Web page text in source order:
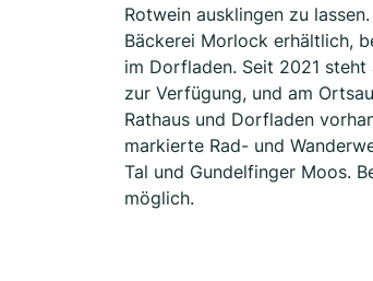
Rotwein ausklingen zu
Bäckerei Morlock erhältlich,
im Dorfladen. Seit 2021
zur Verfügung, und am
Rathaus und Dorfladen
markierte Rad- und
Tal und Gundelfinger Moos.
möglich.